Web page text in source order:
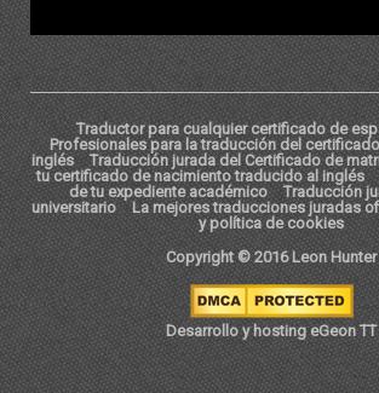
Traductor para cualquier certificado de
Profesionales para la traducción del
inglés
Traducción jurada del Certificado de
tu certificado de nacimiento traducido al inglés
de tu expediente académico
Traducción
universitario
La mejores traducciones juradas
y política de cookies
Copyright © 2016 Leon Hunter
Desarrollo y hosting eGeon TT